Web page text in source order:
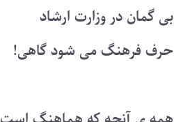
بی گمان در وزارت ارشاد
حرف فرهنگ می شود گاهی!